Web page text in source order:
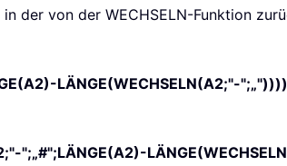
der von der WECHSELN-Funktion
LÄNGE(WECHSELN(A2;"-";„"))))
";„#";LÄNGE(A2)-